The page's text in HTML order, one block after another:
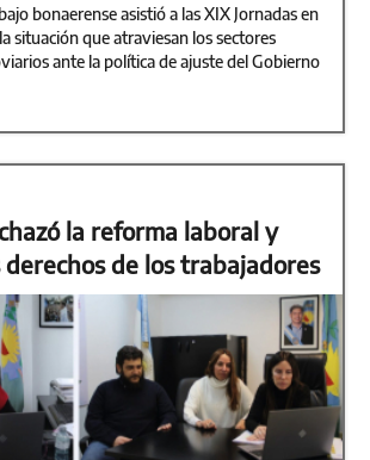
bonaerense asistió a las XIX Jornadas en
situación que atraviesan los sectores
ante la política de ajuste del Gobierno
la reforma laboral y
de los trabajadores